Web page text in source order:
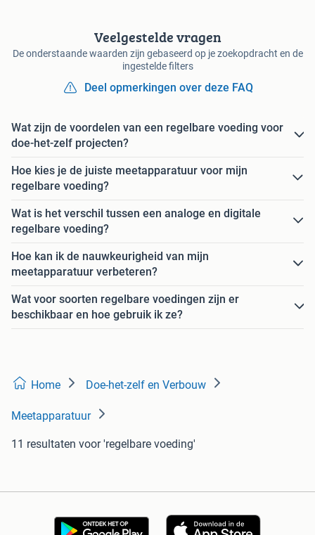
Veelgestelde vragen
De onderstaande waarden zijn gebaseerd op je zoekopdracht en de
ingestelde filters
Deel opmerkingen over deze FAQ
Wat zijn de voordelen van een regelbare voeding voor
doe-het-zelf projecten?
Hoe kies je de juiste meetapparatuur voor mijn
regelbare voeding?
Wat is het verschil tussen een analoge en digitale
regelbare voeding?
Hoe kan ik de nauwkeurigheid van mijn
meetapparatuur verbeteren?
Wat voor soorten regelbare voedingen zijn er
beschikbaar en hoe gebruik ik ze?
Home Doe-het-zelf en Verbouw
Meetapparatuur
11 resultaten voor 'regelbare voeding'